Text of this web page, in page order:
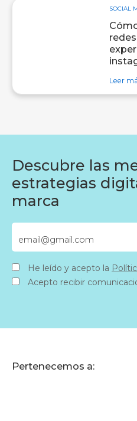
SOCIAL
Leer
Descubre las
estrategias
marca
He leído y acepto la
Acepto recibir
Pertenecemos a: